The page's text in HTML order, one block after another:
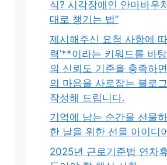
식? 시각장애인 안마바우
대로 챙기는 법”
제시해주신 요청 사항에
력’**이라는 키워드를 바
의 신뢰도 기준을 충족하
의 마음을 사로잡는 블로
작성해 드립니다.
기억에 남는 순간을 선물
한 날을 위한 선물 아이디
2025년 근로기준법 연차